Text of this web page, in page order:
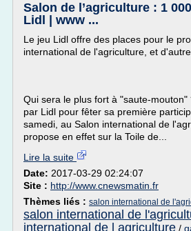
Salon de l’agriculture : 1
Lidl | www ...
Le jeu Lidl offre des places pour le
international de l'agriculture, et
Qui sera le plus fort à "saute-
par Lidl pour fêter sa première
samedi, au Salon international de
propose en effet sur la Toile de...
Lire la suite
Date: 2017-03-29 02:24:07
Site : http://www.cnewsmatin.fr
Thèmes liés : salon international de
salon international de
international de l agriculture /